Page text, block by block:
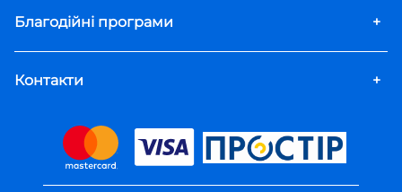
Благодійні програми +
Контакти +